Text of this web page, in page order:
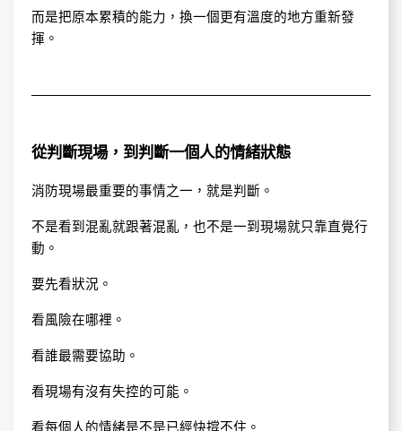
而是把原本累積的能力，換一個更有溫度的地方重新發
揮。
從判斷現場，到判斷一個人的情緒狀態
消防現場最重要的事情之一，就是判斷。
不是看到混亂就跟著混亂，也不是一到現場就只靠直覺行
動。
要先看狀況。
看風險在哪裡。
看誰最需要協助。
看現場有沒有失控的可能。
看每個人的情緒是不是已經快撐不住。